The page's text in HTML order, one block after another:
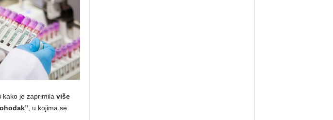
kako je zaprimila više
, u kojima se